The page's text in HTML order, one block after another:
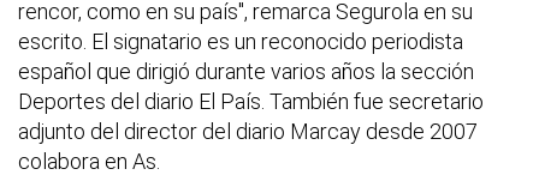
rencor, como en su país", remarca Segurola en su
escrito. El signatario es un reconocido periodista
español que dirigió durante varios años la sección
Deportes del diario El País. También fue secretario
adjunto del director del diario Marcay desde 2007
colabora en As.